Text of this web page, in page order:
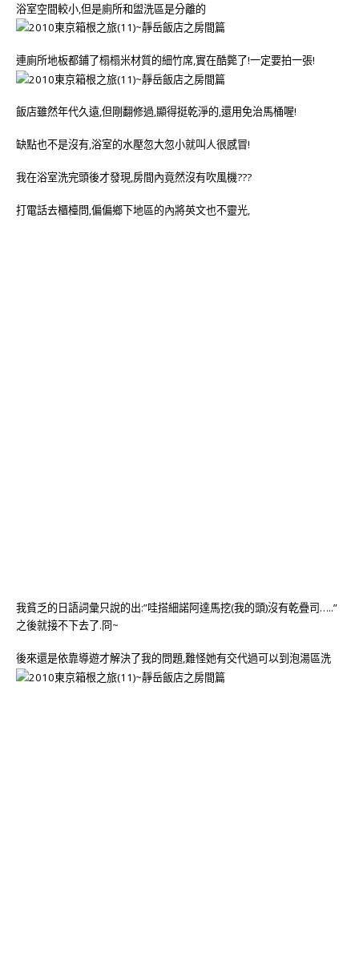
浴室空間較小,但是廁所和盥洗區是分離的
連廁所地板都鋪了榻榻米材質的細竹席,實在酷斃了!一定要拍一張!
飯店雖然年代久遠,但剛翻修過,顯得挺乾淨的,還用免治馬桶喔!
缺點也不是沒有,浴室的水壓忽大忽小就叫人很感冒!
我在浴室洗完頭後才發現,房間內竟然沒有吹風機???
打電話去櫃檯問,偏偏鄉下地區的內將英文也不靈光,
我貧乏的日語詞彙只說的出:”哇搭細諾阿達馬挖(我的頭)沒有乾疊司…..”
之後就接不下去了.冏~
後來還是依靠導遊才解決了我的問題,難怪她有交代過可以到泡湯區洗